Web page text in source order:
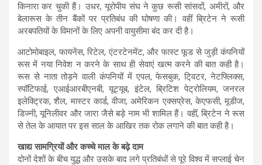
किनारा कर चुकी हैं। उधर, यूरोपीय संघ ने कुछ रूसी सांसदों, अमीरों, और
बेलारूस के तीन बैंकों पर प्रतिबंध की घोषणा की। वहीं ब्रिटेन ने रूसी
अरबपतियों के विमानों के लिए अपनी वायुसीमा बंद कर दी है।
आटोमोबाइल, फायनेंस, रिटेल, एंटरटेनमेंट, और फास्ट फूड से जुड़ी कंपनियों
रूस में नया निवेश न करने के साथ ही सेवाएं खत्म करने की बात कही है।
रूस से नाता तोड़ने वाली कंपनियों में एपल, फेसबुक, टि्वटर, नेटफ्लिक्स,
स्पॉटिफाई, एआईआरबीएनबी, यूट्यूब, इंटेल, ब्रिटिश पेट्रोलियम, जनरल
इलेक्ट्रिक, शैल, मास्टर कार्ड, वीजा, अमेरिकन एक्सप्रेस, केएफसी, मूडीज,
डिज्नी, यूनिलीवर और जारा जैसे बड़े नाम भी शामिल हैं। वहीं, ब्रिटेन ने रूस
से तेल के आयात पर इस साल के आखिर तक रोक लगाने की बात कही है।
खाद्य सामग्रियों और कच्चे माल के बढ़े दाम
दोनों देशों के बीच युद्ध और उसके बाद लगे प्रतिबंधों से पूरे विश्व में सप्लाई चेन